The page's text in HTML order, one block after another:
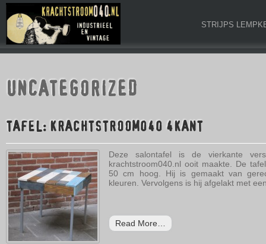
STRIJPS
UNCATEGORIZED
TAFEL: KRACHTSTROOM040 4KANT
Deze salontafel is de vierkante
krachtstroom040.nl ooit maakte. De
50 cm hoog. Hij is gemaakt van
kleuren. Vervolgens is hij afgelakt met
Read More…